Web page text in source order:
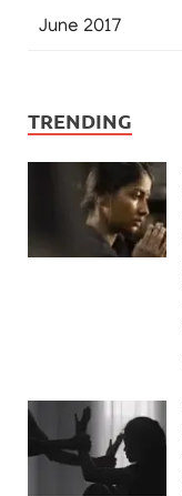
June 2017
TRENDING